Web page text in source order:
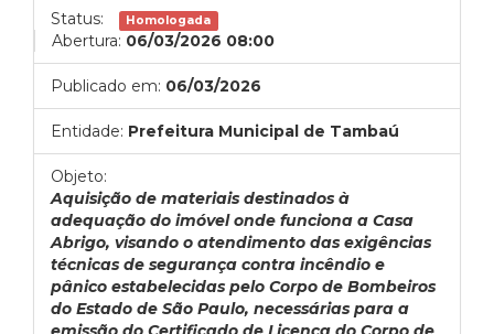
Status: Homologada
Abertura: 06/03/2026 08:00
Publicado em: 06/03/2026
Entidade: Prefeitura Municipal de Tambaú
Objeto:
Aquisição de materiais destinados à
adequação do imóvel onde funciona a Casa
Abrigo, visando o atendimento das exigências
técnicas de segurança contra incêndio e
pânico estabelecidas pelo Corpo de Bombeiros
do Estado de São Paulo, necessárias para a